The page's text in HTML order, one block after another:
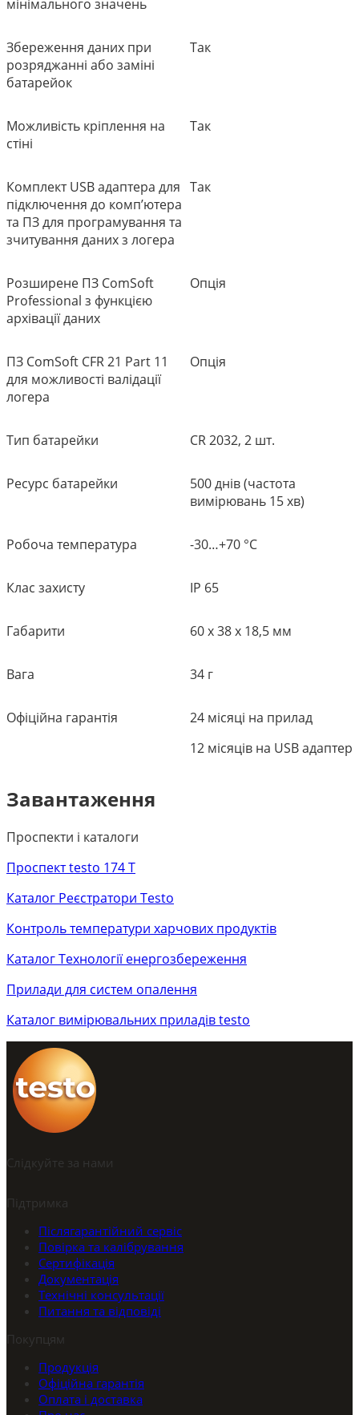
мінімального значень
Збереження даних при
розряджанні або заміні
батарейок
Так
Можливість кріплення на
стіні
Так
Комплект USB адаптера для
підключення до комп’ютера
та ПЗ для програмування та
зчитування даних з логера
Так
Розширене ПЗ ComSoft
Professional з функцією
архівації даних
Опція
ПЗ ComSoft CFR 21 Part 11
для можливості валідації
логера
Опція
Тип батарейки CR 2032, 2 шт.
Ресурс батарейки
500 днів (частота
вимірювань 15 хв)
Робоча температура -30…+70 °С
Клас захисту IP 65
Габарити 60 x 38 x 18,5 мм
Вага 34 г
Офіційна гарантія
24 місяці на прилад
12 місяців на USB адаптер
Завантаження
Проспекти і каталоги
Проспект testo 174 T
Каталог Реєстратори Testo
Контроль температури харчових продуктів
Каталог Технології енергозбереження
Прилади для систем опалення
Каталог вимірювальних приладів testo
Слідкуйте за нами
Підтримка
Післягарантійний сервіс
Повірка та калібрування
Сертифікація
Документація
Технічні консультації
Питання та відповіді
Покупцям
Продукція
Офіційна гарантія
Оплата і доставка